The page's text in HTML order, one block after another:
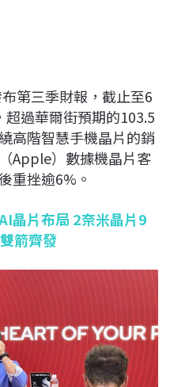
第三季財報，截止至6
過華爾街預期的103.5
高階智慧手機晶片的銷
Apple）數據機晶片客
重挫逾6%。
晶片布局 2奈米晶片9
箭齊發